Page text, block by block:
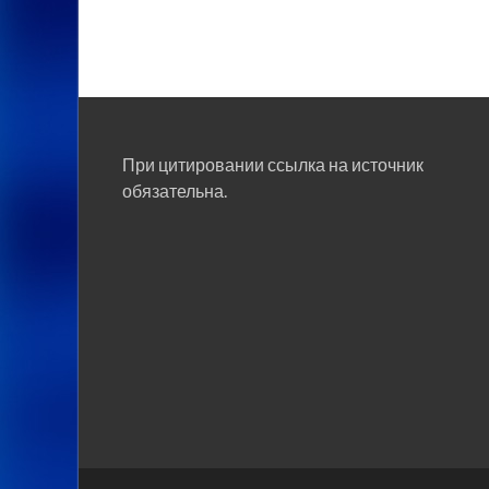
При цитировании ссылка на источник
обязательна.